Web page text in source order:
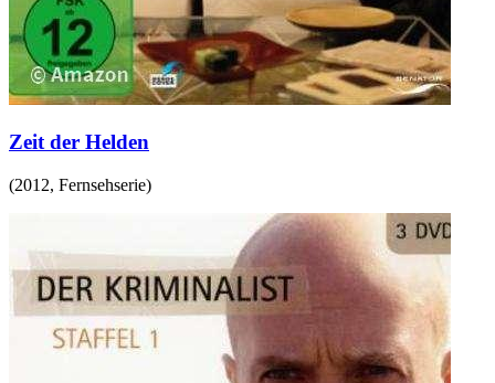
Zeit der Helden
(2012, Fernsehserie)